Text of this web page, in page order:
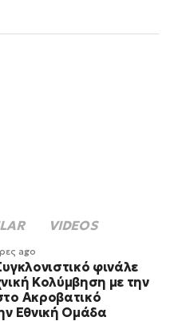
VIDEOS
ago
φινάλε
Κολύμβηση με την
Ακροβατικό
Εθνική Ομάδα